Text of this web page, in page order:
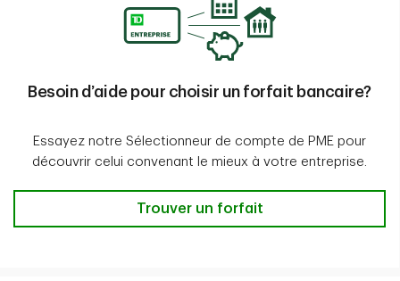
Besoin d’aide pour choisir un forfait bancaire?
Essayez notre Sélectionneur de compte de PME pour
découvrir celui convenant le mieux à votre entreprise.
Besoin d’aide pour choisir un forfait
Trouver un forfait